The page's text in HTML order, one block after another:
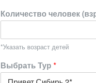
Количество человек
*Указать возраст детей
Выбрать Тур *